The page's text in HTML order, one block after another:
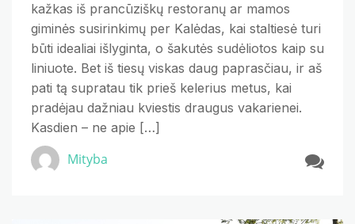
kažkas iš prancūziškų restoranų ar mamos
giminės susirinkimų per Kalėdas, kai staltiesė turi
būti idealiai išlyginta, o šakutės sudėliotos kaip su
liniuote. Bet iš tiesų viskas daug paprasčiau, ir aš
pati tą supratau tik prieš kelerius metus, kai
pradėjau dažniau kviestis draugus vakarienei.
Kasdien – ne apie […]
Mityba